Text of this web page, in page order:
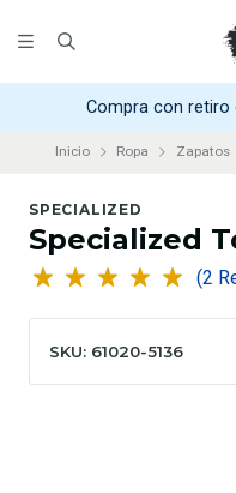
Compra con retiro
Inicio Ropa Zapatos
SPECIALIZED
Specialized
SKU: 61020-5136